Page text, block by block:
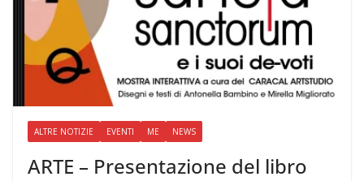
ALTRE NOTIZIE EVENTI ME NEWS
ARTE – Presentazione del libro